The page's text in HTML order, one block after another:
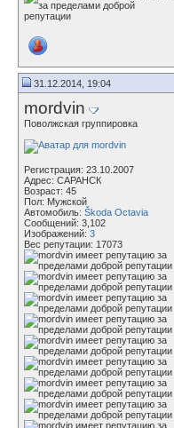
31.12.2014, 19:04
mordvin
Поволжская группировка
Регистрация: 23.10.2007
Адрес: САРАНСК
Возраст: 45
Пол: Мужской
Автомобиль: Škoda Octavia
Сообщений: 3,102
Изображений: 3
Вес репутации: 17073